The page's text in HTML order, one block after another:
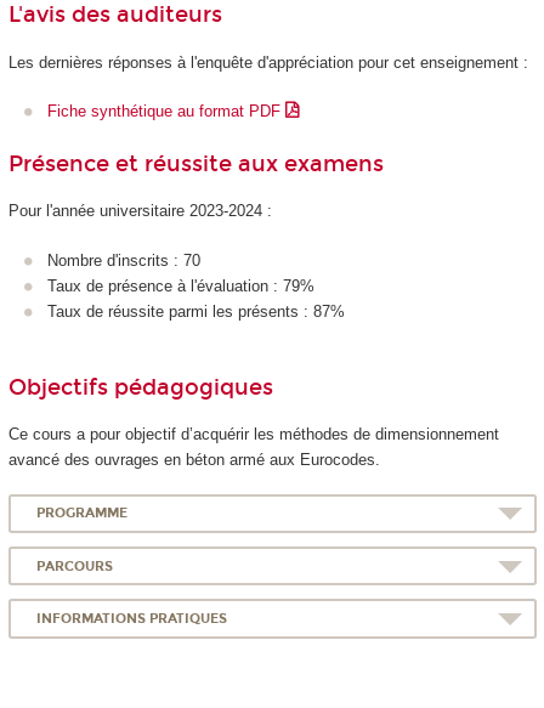
L'avis des auditeurs
Les dernières réponses à l'enquête d'appréciation pour cet enseignement :
Fiche synthétique au format PDF
Présence et réussite aux examens
Pour l'année universitaire 2023-2024 :
Nombre d'inscrits : 70
Taux de présence à l'évaluation : 79%
Taux de réussite parmi les présents : 87%
Objectifs pédagogiques
Ce cours a pour objectif d’acquérir les méthodes de dimensionnement
avancé des ouvrages en béton armé aux Eurocodes.
PROGRAMME
PARCOURS
INFORMATIONS PRATIQUES